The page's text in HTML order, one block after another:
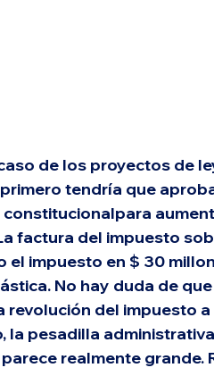
de los proyectos de
tendría que
constitucionalpara
factura del impuesto
el impuesto en $ 30
No hay duda de
revolución del impuesto
la pesadilla
realmente